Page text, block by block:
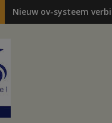
Nieuw ov-systeem